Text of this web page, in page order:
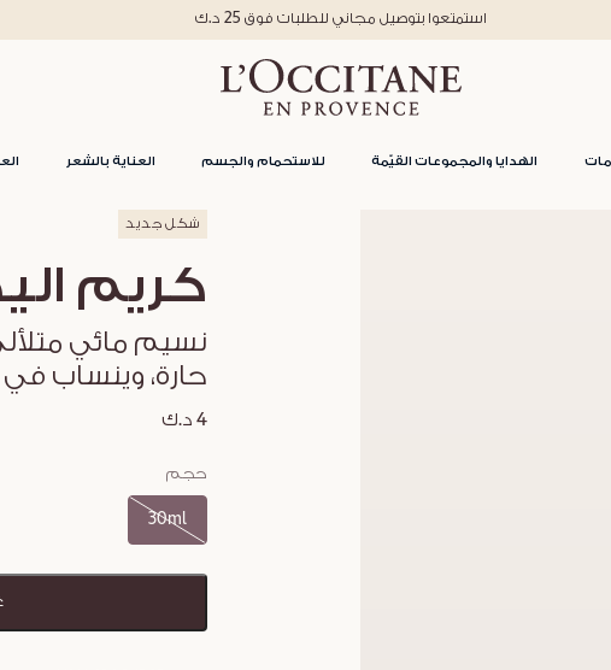
الهدايا والمجموعات القيّمة للاستحمام والجسم العناية بالشعر
استمتعوا بتوصيل مجاني للطلبات فوق 25 د.ك
شكل جديد
كريم
نسيم مائي
حارة، وينساب
4 د.ك
حجم
30ml